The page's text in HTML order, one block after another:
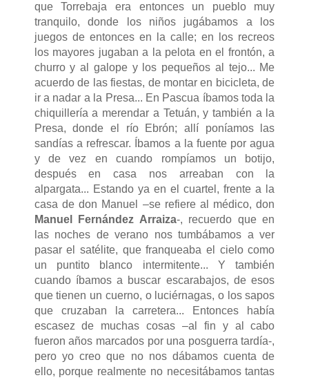
que Torrebaja era entonces un pueblo muy
tranquilo, donde los niños jugábamos a los
juegos de entonces en la calle; en los recreos
los mayores jugaban a la pelota en el frontón, a
churro y al galope y los pequeños al tejo... Me
acuerdo de las fiestas, de montar en bicicleta, de
ir a nadar a la Presa... En Pascua íbamos toda la
chiquillería a merendar a Tetuán, y también a la
Presa, donde el río Ebrón; allí poníamos las
sandías a refrescar. Íbamos a la fuente por agua
y de vez en cuando rompíamos un botijo,
después en casa nos arreaban con la
alpargata... Estando ya en el cuartel, frente a la
casa de don Manuel –se refiere al médico, don
Manuel Fernández Arraiza-, recuerdo que en
las noches de verano nos tumbábamos a ver
pasar el satélite, que franqueaba el cielo como
un puntito blanco intermitente... Y también
cuando íbamos a buscar escarabajos, de esos
que tienen un cuerno, o luciérnagas, o los sapos
que cruzaban la carretera... Entonces había
escasez de muchas cosas –al fin y al cabo
fueron años marcados por una posguerra tardía-,
pero yo creo que no nos dábamos cuenta de
ello, porque realmente no necesitábamos tantas